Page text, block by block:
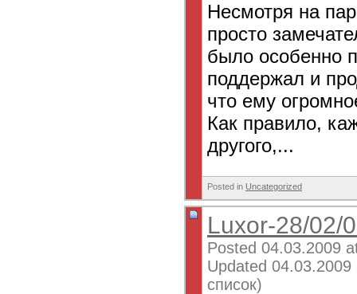
Несмотря на
просто
было особенно
поддержал и
что ему
Как правило,
другого,...
Posted in Uncategorized
Luxor-28/02/
Posted 04.03.2009
Updated
список)